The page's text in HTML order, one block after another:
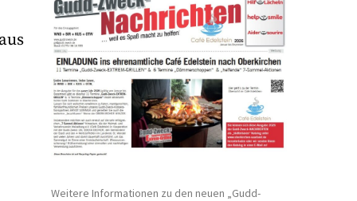
Weitere Informationen zu den neuen „Gudd-